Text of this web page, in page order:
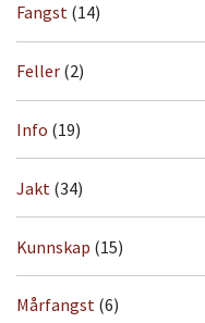
Fangst (14)
Feller (2)
Info (19)
Jakt (34)
Kunnskap (15)
Mårfangst (6)